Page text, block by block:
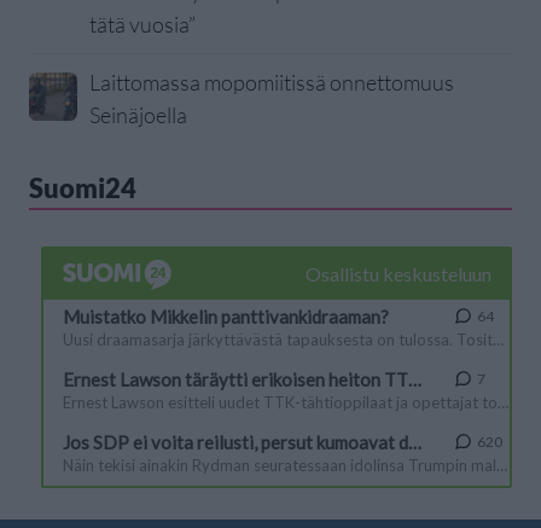
tätä vuosia”
Laittomassa mopomiitissä onnettomuus
Seinäjoella
Suomi24